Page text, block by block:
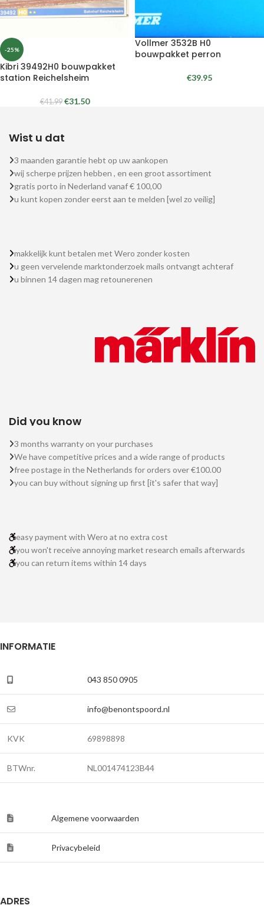
-25%
Kibri 39492H0 bouwpakket
station Reichelsheim
€41.99 €31.50
Vollmer 3532B H0
bouwpakket perron
€39.95
Wist u dat
3 maanden garantie hebt op uw aankopen
wij scherpe prijzen hebben , en een groot assortiment
gratis porto in Nederland vanaf € 100,00
u kunt kopen zonder eerst aan te melden [wel zo veilig]
makkelijk kunt betalen met Wero zonder kosten
u geen vervelende marktonderzoek mails ontvangt achteraf
u binnen 14 dagen mag retounerenen
Did you know
3 months warranty on your purchases
We have competitive prices and a wide range of products
free postage in the Netherlands for orders over €100.00
you can buy without signing up first [it's safer that way]
easy payment with Wero at no extra cost
you won't receive annoying market research emails afterwards
you can return items within 14 days
INFORMATIE
043 850 0905
info@benontspoord.nl
KVK 69898898
BTWnr. NL001474123B44
Algemene voorwaarden
Privacybeleid
ADRES